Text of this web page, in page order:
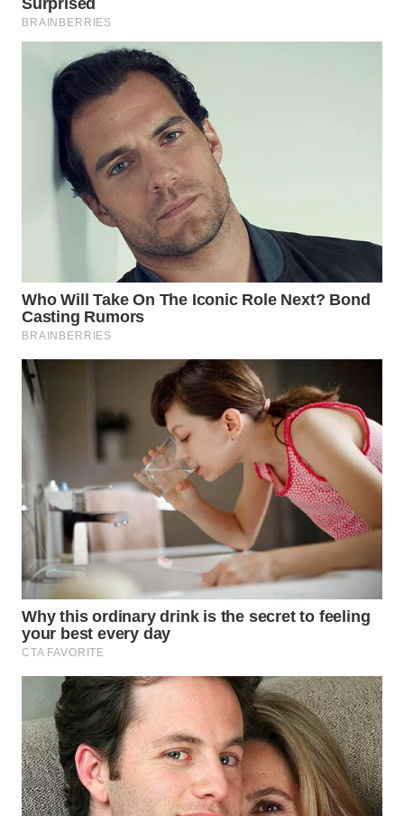
TINGGI
PAKPAK
WN
KARAWANG
WN
WN
DEPOK
WN
SAMOSIR
WN
PADANG
LAWAS
WN
SUMEDANG
WN
CIANJUR
WN
KEPULAUAN
SERIBU